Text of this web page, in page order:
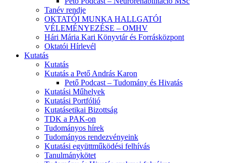
Tanév rendje
OKTATÓI MUNKA HALLGATÓI
VÉLEMÉNYEZÉSE – OMHV
Hári Mária Kari Könyvtár és Forrásközpont
Oktatói Hírlevél
Kutatás
Kutatás
Kutatás a Pető András Karon
Pető Podcast – Tudomány és Hivatás
Kutatási Műhelyek
Kutatási Portfólió
Kutatásetikai Bizottság
TDK a PAK-on
Tudományos hírek
Tudományos rendezvényeink
Kutatási együttműködési felhívás
Tanulmánykötet